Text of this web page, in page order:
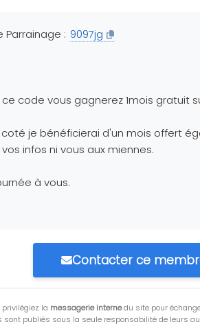
Parrainage : 9097jg
code vous gagnerez 1mois gratuit
je bénéficierai d'un mois offert
infos ni vous aux miennes.
à vous.
Contacter ce
privilégiez la messagerie internedu site pour
sont publiés sous la seule responsabilité de leurs